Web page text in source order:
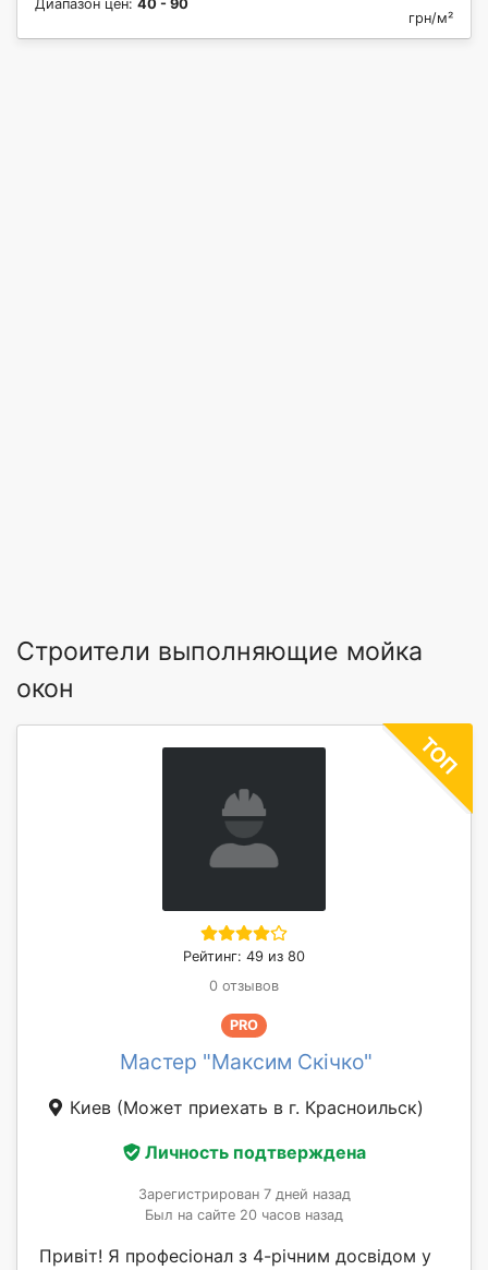
Диапазон цен: 40 - 90
грн/м²
Строители выполняющие мойка
окон
Рейтинг: 49 из 80
0 отзывов
PRO
Мастер "Максим Скічко"
Киев (Может приехать в г. Красноильск)
Личность подтверждена
Зарегистрирован 7 дней назад
Был на сайте 20 часов назад
Привіт! Я професіонал з 4-річним досвідом у